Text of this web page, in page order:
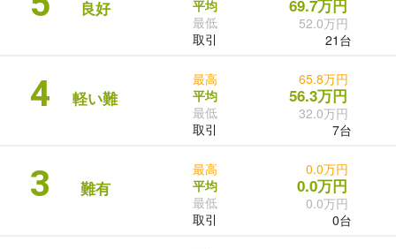
良好
平均
最低
取引
69.7万円
52.0万円
21台
4 軽い難
最高
平均
最低
取引
65.8万円
56.3万円
32.0万円
7台
3 難有
最高
平均
最低
取引
0.0万円
0.0万円
0.0万円
0台